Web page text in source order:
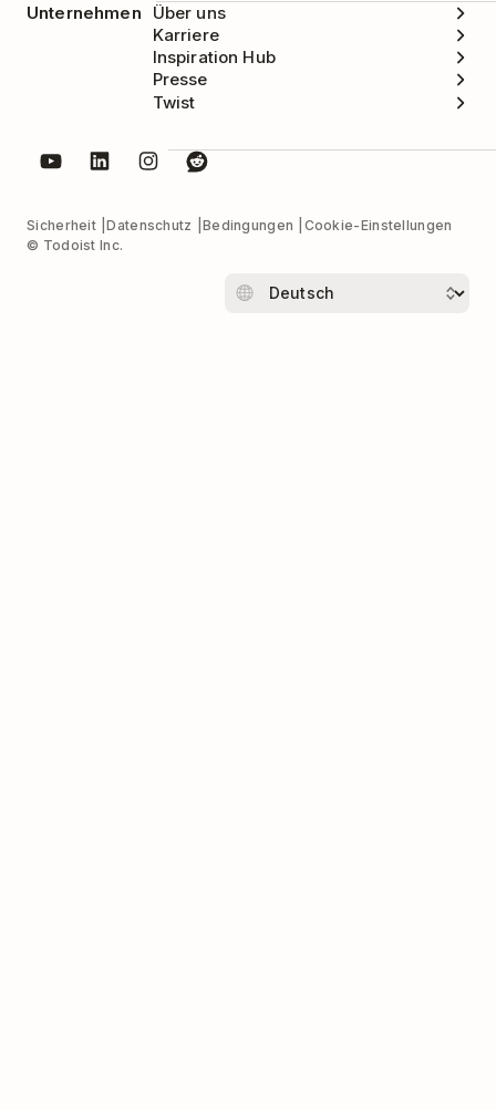
Unternehmen
Über uns
Karriere
Inspiration Hub
Presse
Twist
Sicherheit Datenschutz Bedingungen
Cookie-Einstellungen
© Todoist Inc.